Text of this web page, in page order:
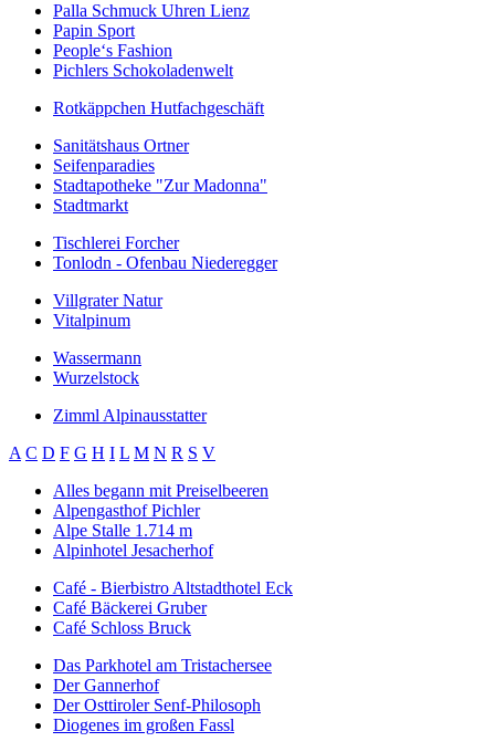
Palla Schmuck Uhren Lienz
Papin Sport
People‘s Fashion
Pichlers Schokoladenwelt
Rotkäppchen Hutfachgeschäft
Sanitätshaus Ortner
Seifenparadies
Stadtapotheke "Zur Madonna"
Stadtmarkt
Tischlerei Forcher
Tonlodn - Ofenbau Niederegger
Villgrater Natur
Vitalpinum
Wassermann
Wurzelstock
Zimml Alpinausstatter
A C D F G H I L M N R S V
Alles begann mit Preiselbeeren
Alpengasthof Pichler
Alpe Stalle 1.714 m
Alpinhotel Jesacherhof
Café - Bierbistro Altstadthotel Eck
Café Bäckerei Gruber
Café Schloss Bruck
Das Parkhotel am Tristachersee
Der Gannerhof
Der Osttiroler Senf-Philosoph
Diogenes im großen Fassl